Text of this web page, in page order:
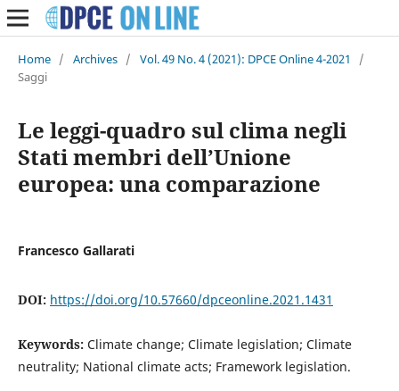
Home / Archives / Vol. 49 No. 4 (2021): DPCE Online 4-2021
/
Saggi
Le leggi-quadro sul clima negli
Stati membri dell’Unione
europea: una comparazione
Francesco Gallarati
DOI: https://doi.org/10.57660/dpceonline.2021.1431
Keywords: Climate change; Climate legislation; Climate
neutrality; National climate acts; Framework legislation.